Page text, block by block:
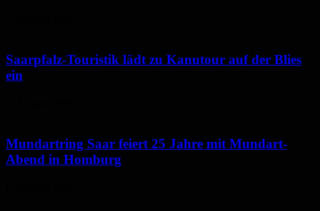
Saarpfalz-Touristik lädt zu Kanutour auf der Blies
ein
Mundartring Saar feiert 25 Jahre mit Mundart-
Abend in Homburg